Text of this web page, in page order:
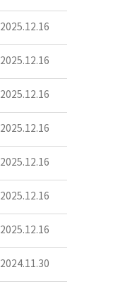
2025.12.16
2025.12.16
2025.12.16
2025.12.16
2025.12.16
2025.12.16
2025.12.16
2024.11.30